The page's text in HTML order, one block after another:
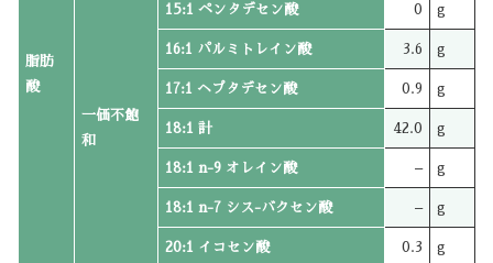
脂肪
酸
一価不飽
和
15:1 ペンタデセン酸 0 g
16:1 パルミトレイン酸 3.6 g
17:1 ヘプタデセン酸 0.9 g
18:1 計 42.0 g
18:1 n-9 オレイン酸 – g
18:1 n-7 シス-バクセン酸 – g
20:1 イコセン酸 0.3 g